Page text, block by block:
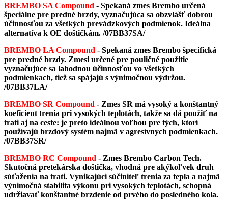
BREMBO SA Compound - Spekaná zmes Brembo určená
špeciálne pre predné brzdy, vyznačujúca sa obzvlášť dobrou
účinnosťou za všetkých prevádzkových podmienok. Ideálna
alternatíva k OE doštičkám. /07BB37SA/
BREMBO LA Compound - Spekaná zmes Brembo špecifická
pre predné brzdy. Zmesi určené pre pouličné použitie
vyznačujúce sa lahodnou účinnosťou vo všetkých
podmienkach, tiež sa spájajú s výnimočnou výdržou.
/07BB37LA/
BREMBO SR Compound - Zmes SR má vysoký a konštantný
koeficient trenia pri vysokých teplotách, takže sa dá použiť na
trati aj na ceste: je preto ideálnou voľbou pre tých, ktorí
používajú brzdový systém najmä v agresívnych podmienkach.
/07BB37SR/
BREMBO RC Compound - Zmes Brembo Carbon Tech.
Skutočná pretekárska doštička, vhodná pre akýkoľvek druh
súťaženia na trati. Vynikajúci súčiniteľ trenia za tepla a najmä
výnimočná stabilita výkonu pri vysokých teplotách, schopná
udržiavať konštantné brzdenie od prvého do posledného kola.